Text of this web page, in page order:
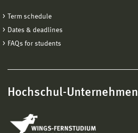
Term schedule
Dates & deadlines
FAQs for students
Hochschul-Unternehmen